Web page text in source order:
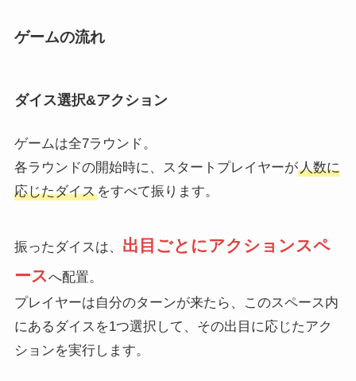
ゲームの流れ
ダイス選択&アクション
ゲームは全7ラウンド。
各ラウンドの開始時に、スタートプレイヤーが人数に
応じたダイスをすべて振ります。
振ったダイスは、 出目ごとにアクションスペ
ースへ配置。
プレイヤーは自分のターンが来たら、このスペース内
にあるダイスを1つ選択して、その出目に応じたアク
ションを実行します。